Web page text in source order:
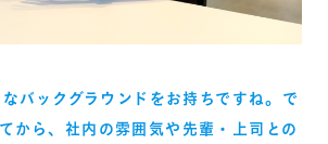
バックグラウンドをお持ちですね。で
から、社内の雰囲気や先輩・上司との